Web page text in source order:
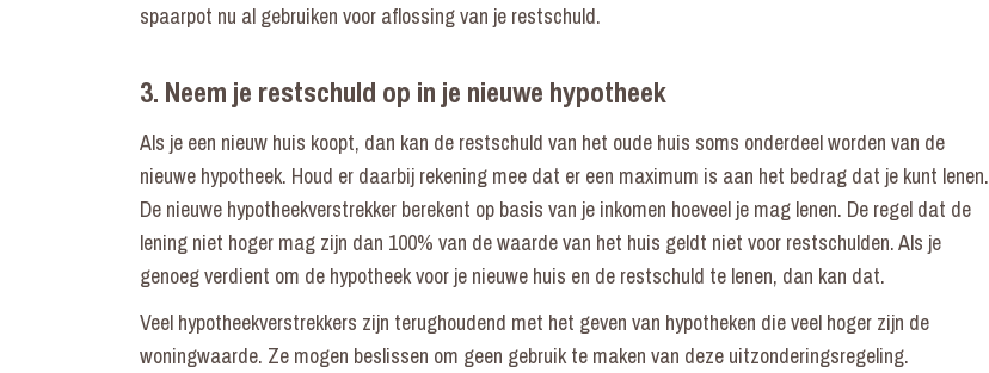
spaarpot nu al gebruiken voor aflossing van je restschuld.
3. Neem je restschuld op in je nieuwe hypotheek
Als je een nieuw huis koopt, dan kan de restschuld van het oude huis soms onderdeel worden van de
nieuwe hypotheek. Houd er daarbij rekening mee dat er een maximum is aan het bedrag dat je kunt lenen.
De nieuwe hypotheekverstrekker berekent op basis van je inkomen hoeveel je mag lenen. De regel dat de
lening niet hoger mag zijn dan 100% van de waarde van het huis geldt niet voor restschulden. Als je
genoeg verdient om de hypotheek voor je nieuwe huis en de restschuld te lenen, dan kan dat.
Veel hypotheekverstrekkers zijn terughoudend met het geven van hypotheken die veel hoger zijn de
woningwaarde. Ze mogen beslissen om geen gebruik te maken van deze uitzonderingsregeling.